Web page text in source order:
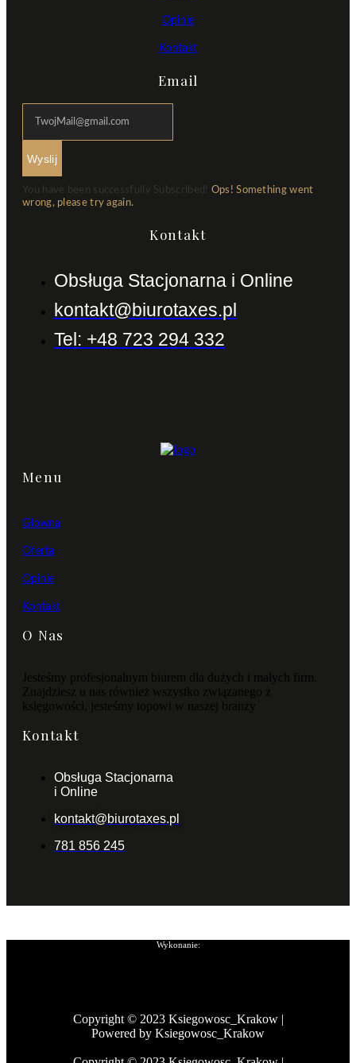
Opinie
Kontakt
Email
Wyslij
You have been successfully Subscribed!
Ops! Something went
wrong, please try again.
Kontakt
Obsługa Stacjonarna i Online
kontakt@biurotaxes.pl
Tel: +48 723 294 332
Menu
Głowna
Oferta
Opinie
Kontakt
O Nas
Jesteśmy profesjonalnym biurem dla dużych i małych firm.
Znajdziesz u nas również wszystko związanego z
księgowości, jesteśmy topowi w naszej branży
Kontakt
Obsługa Stacjonarna
i Online
kontakt@biurotaxes.pl
781 856 245
Wykonanie:
Copyright © 2023 Ksiegowosc_Krakow |
Powered by Ksiegowosc_Krakow